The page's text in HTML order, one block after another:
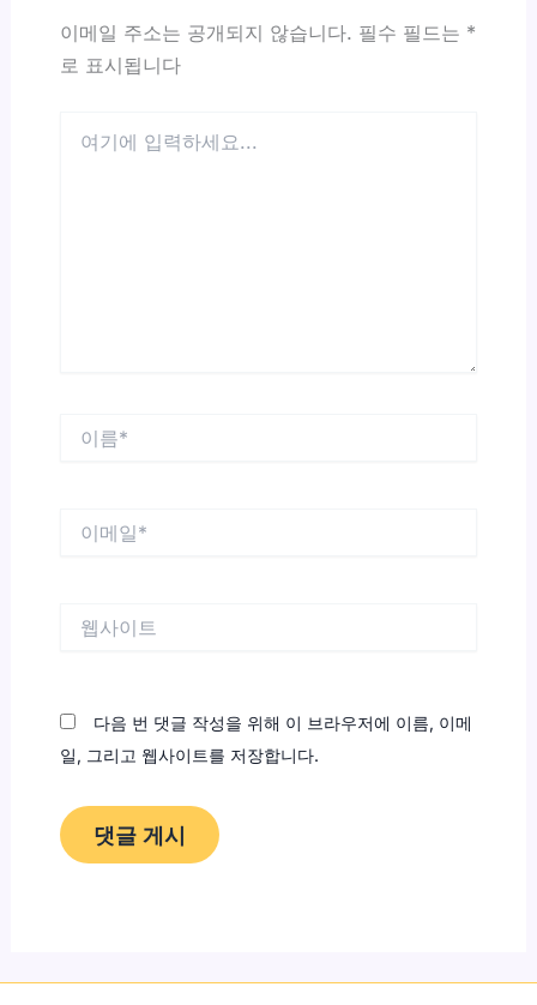
이메일 주소는 공개되지 않습니다. 필수 필드는 *
로 표시됩니다
다음 번 댓글 작성을 위해 이 브라우저에 이름, 이메
일, 그리고 웹사이트를 저장합니다.